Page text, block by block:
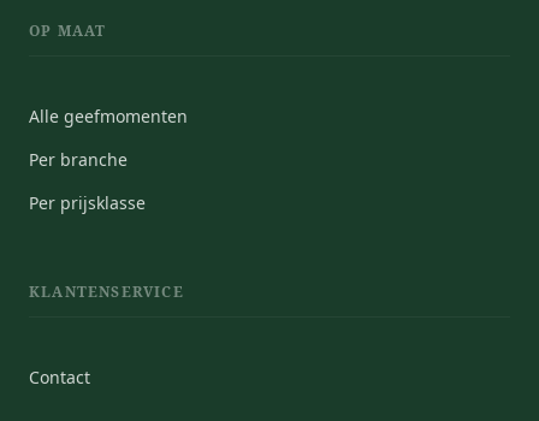
OP MAAT
Alle geefmomenten
Per branche
Per prijsklasse
KLANTENSERVICE
Contact